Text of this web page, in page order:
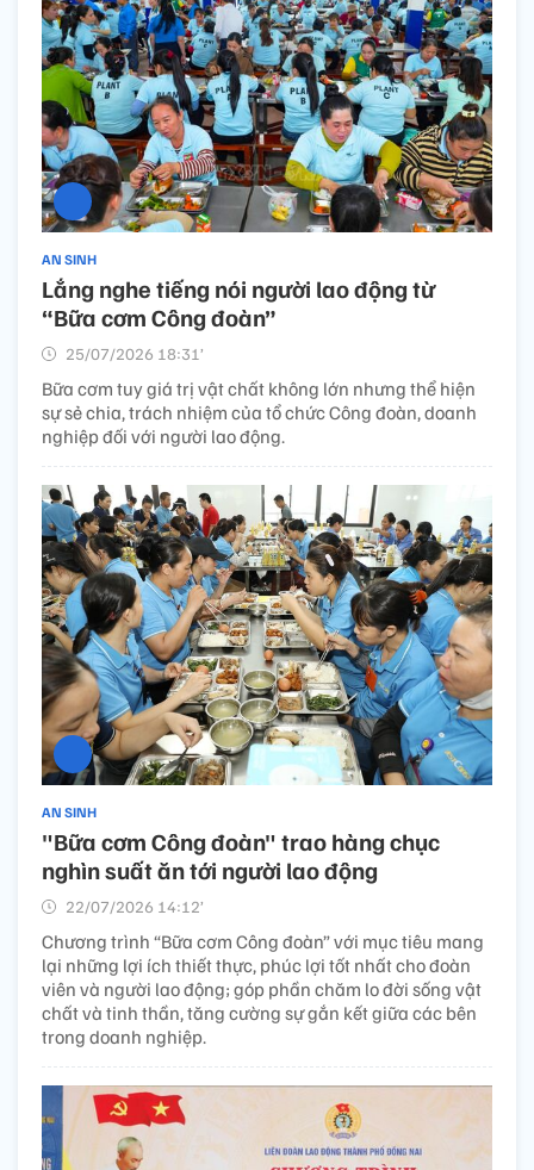
AN SINH
Lắng nghe tiếng nói người lao động từ
“Bữa cơm Công đoàn”
25/07/2026 18:31’
Bữa cơm tuy giá trị vật chất không lớn nhưng thể hiện
sự sẻ chia, trách nhiệm của tổ chức Công đoàn, doanh
nghiệp đối với người lao động.
AN SINH
"Bữa cơm Công đoàn" trao hàng chục
nghìn suất ăn tới người lao động
22/07/2026 14:12’
Chương trình “Bữa cơm Công đoàn” với mục tiêu mang
lại những lợi ích thiết thực, phúc lợi tốt nhất cho đoàn
viên và người lao động; góp phần chăm lo đời sống vật
chất và tinh thần, tăng cường sự gắn kết giữa các bên
trong doanh nghiệp.